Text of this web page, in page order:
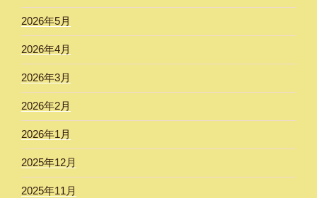
2026年5月
2026年4月
2026年3月
2026年2月
2026年1月
2025年12月
2025年11月